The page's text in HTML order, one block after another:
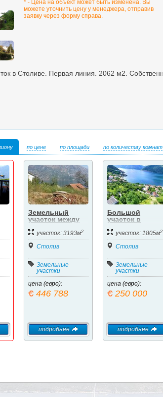
* - Цена на объект может быть изменена. Вы
можете уточнить цену у менеджера, отправив
заявку через форму справа.
в Столиве. Первая линия. 2062 м2.
по цене по площади по количеству комнат
Земельный
участок между
Столивом
участок: 3193м2
Столив
Земельные
участки
цена (евро):
446 788
подробнее
Большой
участок в
м2.участок: 1805м2
Столив
Земельные
участки
цена (евро):
250 000
подробнее